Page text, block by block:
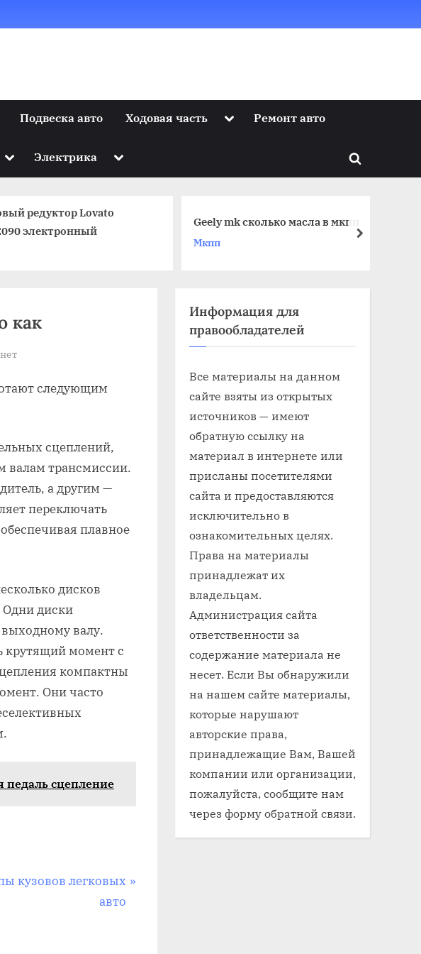
Подвеска авто Ходовая часть ToggleРемонт авто
Toggle
menu
Электрика Toggle
menu
Toggle
редуктор Lovato
электронный
Geely mk сколько масла в мкпп
Мкпп next
как
к
нет
следующим
сцеплений,
валам трансмиссии.
а другим —
переключать
плавное
дисков
диски
валу.
крутящий момент с
компактны
Они часто
педаль сцепление
кузовов легковых
авто
Информация для
правообладателей
Все материалы на данном
сайте взяты из открытых
источников — имеют
обратную ссылку на
материал в интернете или
присланы посетителями
сайта и предоставляются
исключительно в
ознакомительных целях.
Права на материалы
принадлежат их
владельцам.
Администрация сайта
ответственности за
содержание материала не
несет. Если Вы обнаружили
на нашем сайте материалы,
которые нарушают
авторские права,
принадлежащие Вам, Вашей
компании или организации,
пожалуйста, сообщите нам
через форму обратной связи.